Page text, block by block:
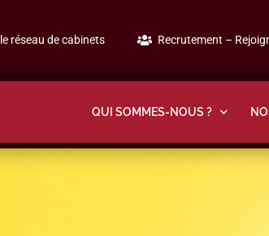
réseau de cabinets Recrutement –
QUI SOMMES-NOUS ?